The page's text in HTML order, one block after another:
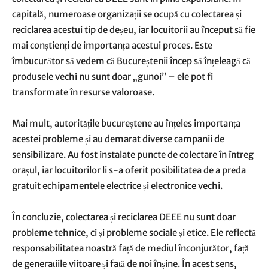
capitală, numeroase organizații se ocupă cu colectarea și
reciclarea acestui tip de deșeu, iar locuitorii au început să fie
mai conștienți de importanța acestui proces. Este
îmbucurător să vedem că Bucureștenii încep să înțeleagă că
produsele vechi nu sunt doar „gunoi” – ele pot fi
transformate în resurse valoroase.
Mai mult, autoritățile bucureștene au înțeles importanța
acestei probleme și au demarat diverse campanii de
sensibilizare. Au fost instalate puncte de colectare în întreg
orașul, iar locuitorilor li s-a oferit posibilitatea de a preda
gratuit echipamentele electrice și electronice vechi.
În concluzie, colectarea și reciclarea DEEE nu sunt doar
probleme tehnice, ci și probleme sociale și etice. Ele reflectă
responsabilitatea noastră față de mediul înconjurător, față
de generațiile viitoare și față de noi înșine. În acest sens,